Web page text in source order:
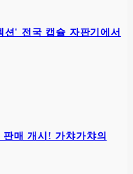
' 전국 캡슐 자판기에서
판매 개시! 가챠가챠의